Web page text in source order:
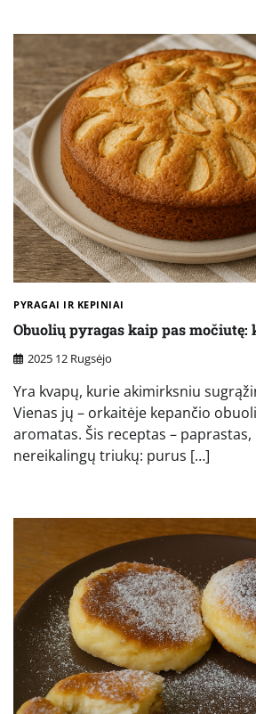
PYRAGAI IR KEPINIAI
Obuolių pyragas kaip pas
2025 12 Rugsėjo
Yra kvapų, kurie akimirksniu
Vienas jų – orkaitėje kepančio
aromatas. Šis receptas –
nereikalingų triukų: purus […]